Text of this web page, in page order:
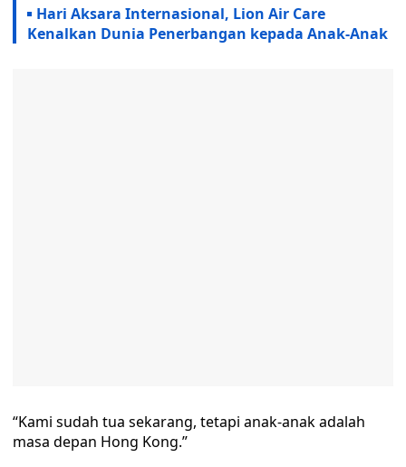
Hari Aksara Internasional, Lion Air Care
Kenalkan Dunia Penerbangan kepada Anak-Anak
“Kami sudah tua sekarang, tetapi anak-anak adalah
masa depan Hong Kong.”